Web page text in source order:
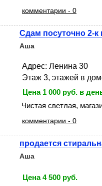
комментарии - 0
Сдам посуточно 2-к
Аша
Адрес: Ленина 30
Этаж 3, этажей в
Цена 1 000 руб. в
Чистая светлая,
комментарии - 0
продается
Аша
Цена 4 500 руб.